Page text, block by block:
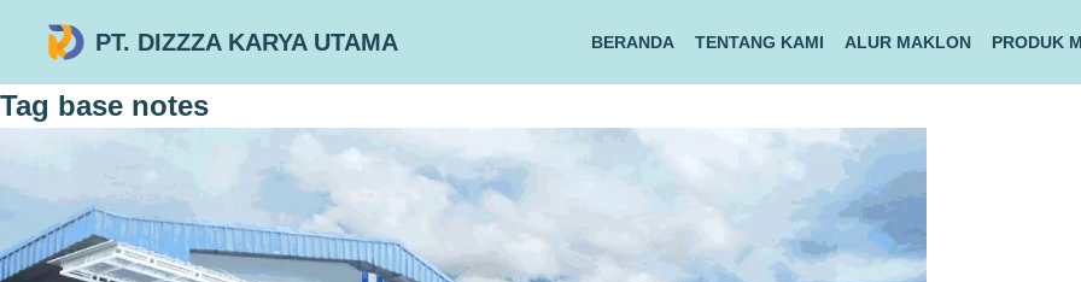
PT. DIZZZA KARYA UTAMA BERANDA TENTANG KAMI ALUR MAKLON PRODUK
Tag base notes